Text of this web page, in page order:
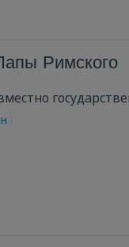
Римского